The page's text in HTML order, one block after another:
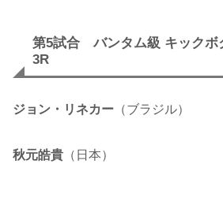
第5試合 バンタム級 キック
3R
ジョン・リネカー （ブラジル）
秋元皓貴 （日本）